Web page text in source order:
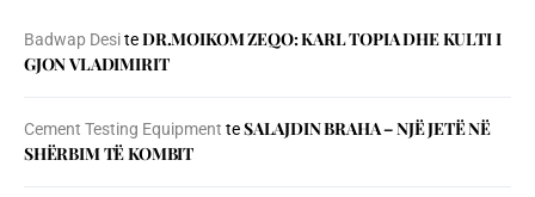
Badwap DesiteDR.MOIKOM ZEQO: KARL TOPIA DHE KULTI I
GJON VLADIMIRIT
Cement Testing Equipment teSALAJDIN BRAHA – NJЁ JETЁ NЁ
SHЁRBIM TЁ KOMBIT